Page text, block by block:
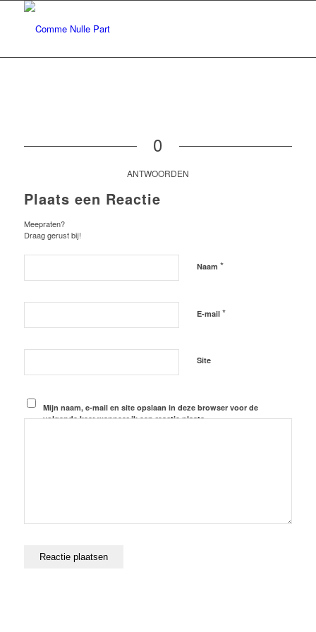
0
ANTWOORDEN
Plaats een Reactie
Meepraten?
Draag gerust bij!
Naam *
E-mail *
Site
Mijn naam, e-mail en site opslaan in deze browser voor de
volgende keer wanneer ik een reactie plaats.